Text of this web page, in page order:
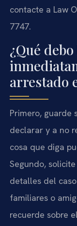
contacte a Law
7747.
¿Qué
arrestado
Primero, guarde
declarar y a no
cosa que diga
Segundo,
detalles del
familiares o
recuerde sobre